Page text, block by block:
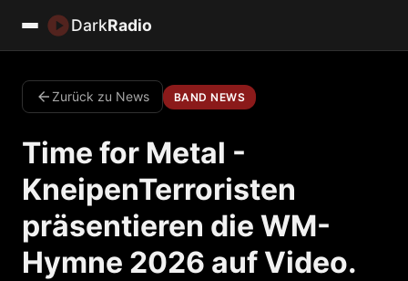
DarkRadio
Zurück zu News BAND NEWS
Time for Metal -
KneipenTerroristen
präsentieren die WM-
Hymne 2026 auf Video.